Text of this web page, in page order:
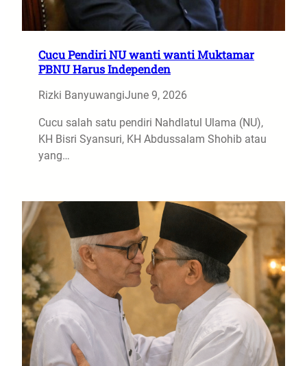
Cucu Pendiri NU wanti wanti Muktamar
PBNU Harus Independen
Rizki BanyuwangiJune 9, 2026
Cucu salah satu pendiri Nahdlatul Ulama (NU),
KH Bisri Syansuri, KH Abdussalam Shohib atau
yang…